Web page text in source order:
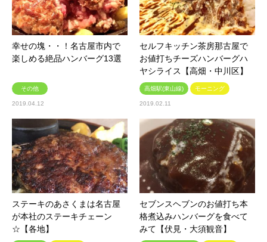
幸せの塊・・！名古屋市内で
楽しめる絶品ハンバーグ13選
その他
2019.04.12
セルフキッチン茶房那古屋で
お値打ちチーズハンバーグハ
ヤシライス【高畑・中川区】
高畑駅(東山線) モーニング
2019.02.11
ステーキのあさくまは名古屋
が本社のステーキチェーン
☆【各地】
セブンスヘブンのお値打ち本
格煮込みハンバーグを食べて
みて【伏見・大須観音】